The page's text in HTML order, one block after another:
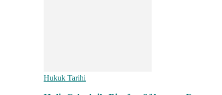
Hukuk Tarihi